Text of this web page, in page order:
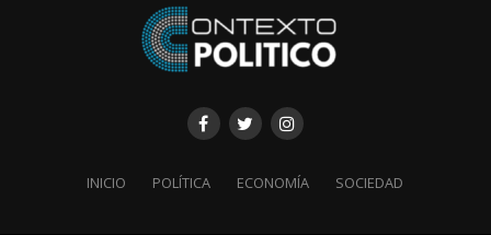
INICIO POLÍTICA ECONOMÍA SOCIEDAD